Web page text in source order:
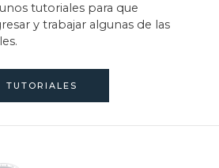
tutoriales para que
y trabajar algunas de las
TUTORIALES